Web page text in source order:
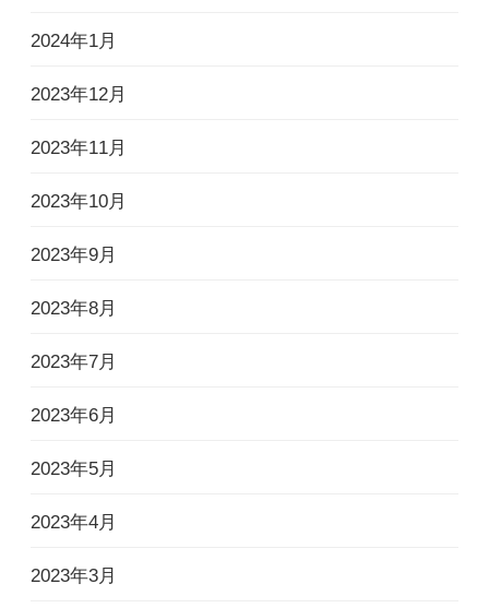
2024年1月
2023年12月
2023年11月
2023年10月
2023年9月
2023年8月
2023年7月
2023年6月
2023年5月
2023年4月
2023年3月